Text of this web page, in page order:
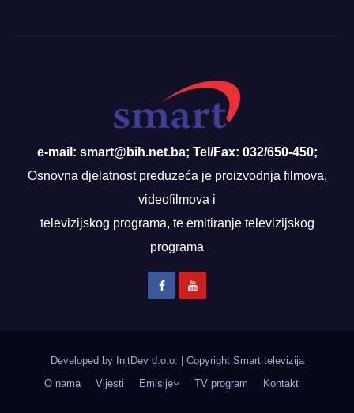
e-mail: smart@bih.net.ba; Tel/Fax: 032/650-450;
Osnovna djelatnost preduzeća je proizvodnja filmova,
videofilmova i
televizijskog programa, te emitiranje televizijskog
programa
Developed by InitDev d.o.o.
Copyright Smart televizija
O nama
Vijesti Emisije TV program Kontakt